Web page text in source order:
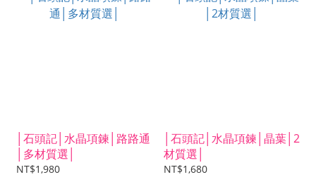
│石頭記│水晶項鍊│路路通
│多材質選│
NT$1,980
│石頭記│水晶項鍊│晶葉│2
材質選│
NT$1,680